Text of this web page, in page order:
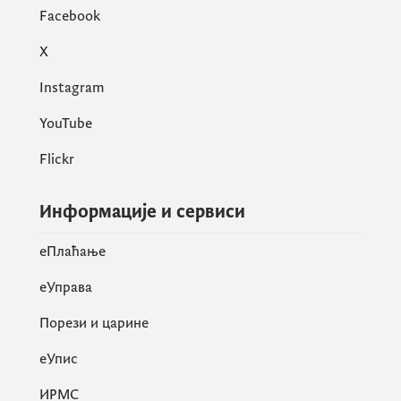
Facebook
X
Instagram
YouTube
Flickr
Информације и сервиси
eПлаћање
еУправа
Порези и царине
eУпис
ИРМС